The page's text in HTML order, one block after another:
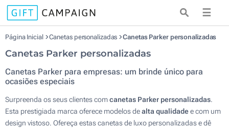
☰
Página Inicial Canetas personalizadas Canetas Parker personalizadas
Canetas Parker personalizadas
Canetas Parker para empresas: um brinde único para
ocasiões especiais
Surpreenda os seus clientes comcanetas Parker personalizadas.
Esta prestigiada marca oferece modelos dealta qualidadee com um
design vistoso. Ofereça estas canetas de luxo personalizadas e dê